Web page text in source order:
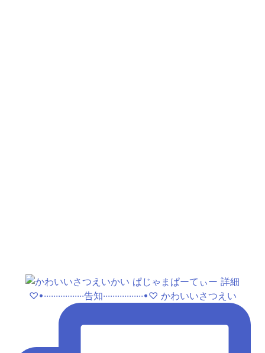
♡•·················告知·················•♡ かわいいさつえい